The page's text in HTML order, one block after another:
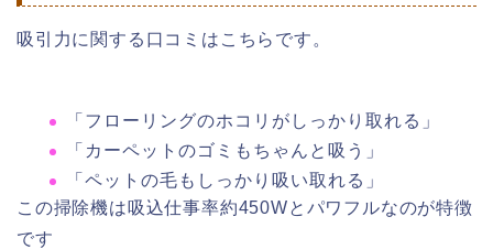
吸引力に関する口コミはこちらです。
「フローリングのホコリがしっかり取れる」
「カーペットのゴミもちゃんと吸う」
「ペットの毛もしっかり吸い取れる」
この掃除機は吸込仕事率約450Wとパワフルなのが特徴
です